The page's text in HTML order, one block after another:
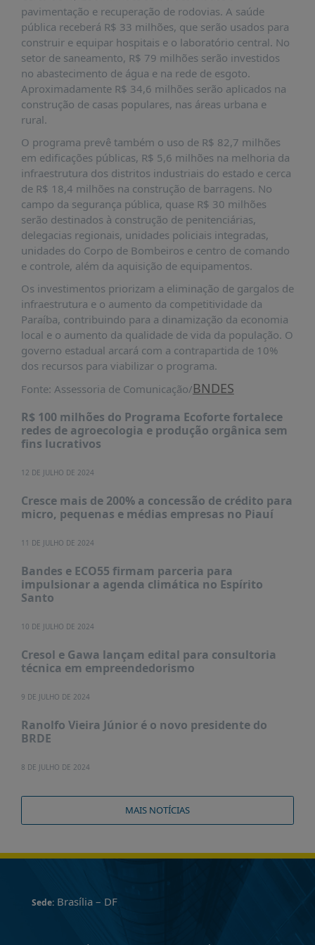
DADOS
FRENTE
PARLAMENTAR
SOBRE
A
FRENTE
MATERIAIS
INFORMAÇÕES
CURSOS
E
EVENTOS
INSCRIÇÕES
DISPONÍVEIS
PUBLICAÇÕES
RUMOS
LIVROS
NOTÍCIAS
ABDE-
PRÊMIO
ABDE
JORNALISMO
SABER
+
pavimentação e recuperação de rodovias. A saúde
pública receberá R$ 33 milhões, que serão usados para
construir e equipar hospitais e o laboratório central. No
setor de saneamento, R$ 79 milhões serão investidos
no abastecimento de água e na rede de esgoto.
Aproximadamente R$ 34,6 milhões serão aplicados na
construção de casas populares, nas áreas urbana e
rural.
O programa prevê também o uso de R$ 82,7 milhões
em edificações públicas, R$ 5,6 milhões na melhoria da
infraestrutura dos distritos industriais do estado e cerca
de R$ 18,4 milhões na construção de barragens. No
campo da segurança pública, quase R$ 30 milhões
serão destinados à construção de penitenciárias,
delegacias regionais, unidades policiais integradas,
unidades do Corpo de Bombeiros e centro de comando
e controle, além da aquisição de equipamentos.
Os investimentos priorizam a eliminação de gargalos de
infraestrutura e o aumento da competitividade da
Paraíba, contribuindo para a dinamização da economia
local e o aumento da qualidade de vida da população. O
governo estadual arcará com a contrapartida de 10%
dos recursos para viabilizar o programa.
Fonte: Assessoria de Comunicação/BNDES
R$ 100 milhões do Programa Ecoforte fortalece
redes de agroecologia e produção orgânica sem
fins lucrativos
12 DE JULHO DE 2024
Cresce mais de 200% a concessão de crédito para
micro, pequenas e médias empresas no Piauí
11 DE JULHO DE 2024
Bandes e ECO55 firmam parceria para
impulsionar a agenda climática no Espírito
Santo
10 DE JULHO DE 2024
Cresol e Gawa lançam edital para consultoria
técnica em empreendedorismo
9 DE JULHO DE 2024
Ranolfo Vieira Júnior é o novo presidente do
BRDE
8 DE JULHO DE 2024
MAIS NOTÍCIAS
Sede:Brasília – DF